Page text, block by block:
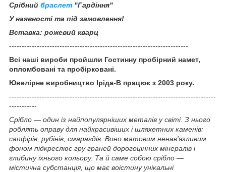
Срібний браслет "Гардіння"
У наявності та під замовлення!
Вставка: рожевий кварц
-----------------------------------------------------------------------
Всі наші вироби пройшли Гостинну пробірний намет,
опломбовані та пробірковані.
Ювелірне виробництво Іріда-В працює з 2003 року.
----------------------------------------------------------------------------------
-----------
Срібло — один із найпопулярніших металів у світі. З нього
роблять оправу для найкрасивіших і шляхетних каменів:
сапфірів, рубінів, смарагдів. Воно матовим ненав'язливим
фоном підкреслює гру граней дорогоцінних мінералів і
глибину їхнього кольору. Та й саме собою срібло —
містична субстанція, що має воістину унікальні